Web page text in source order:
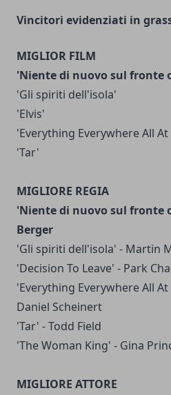
Vincitori evidenziati in
MIGLIOR FILM
'Niente di nuovo sul fronte
'Gli spiriti dell'isola'
'Elvis'
'Everything Everywhere All At
'Tar'
MIGLIORE REGIA
'Niente di nuovo sul fronte
Berger
'Gli spiriti dell'isola' - Martin
'Decision To Leave' - Park
'Everything Everywhere All
Daniel Scheinert
'Tar' - Todd Field
'The Woman King' - Gina
MIGLIORE ATTORE